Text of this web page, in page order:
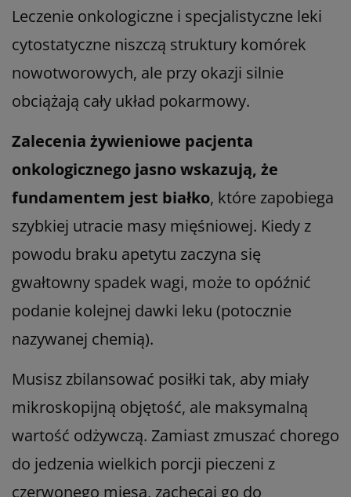
Leczenie onkologiczne i specjalistyczne leki
cytostatyczne niszczą struktury komórek
nowotworowych, ale przy okazji silnie
obciążają cały układ pokarmowy.
Zalecenia żywieniowe pacjenta
onkologicznego jasno wskazują, że
fundamentem jest białko, które zapobiega
szybkiej utracie masy mięśniowej. Kiedy z
powodu braku apetytu zaczyna się
gwałtowny spadek wagi, może to opóźnić
podanie kolejnej dawki leku (potocznie
nazywanej chemią).
Musisz zbilansować posiłki tak, aby miały
mikroskopijną objętość, ale maksymalną
wartość odżywczą. Zamiast zmuszać chorego
do jedzenia wielkich porcji pieczeni z
czerwonego mięsa, zachęcaj go do